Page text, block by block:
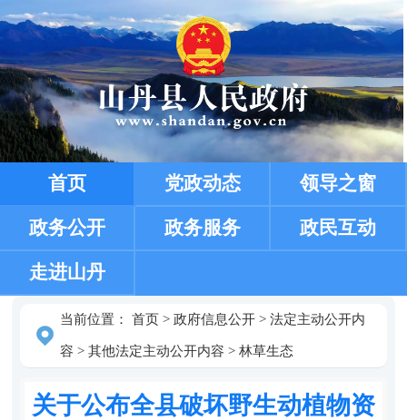
首页 党政动态 领导之窗
政务公开 政务服务 政民互动
走进山丹
当前位置： 首页> 政府信息公开> 法定主动公开内
容 > 其他法定主动公开内容 > 林草生态
关于公布全县破坏野生动植物资